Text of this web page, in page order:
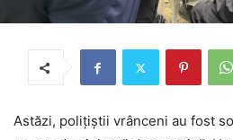
Astăzi, polițiștii vrânceni au fost